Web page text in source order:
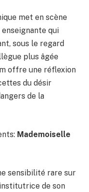
met en scène
qui
sous le regard
plus âgée
offre une réflexion
du désir
de la
Mademoiselle
sensibilité rare sur
de son